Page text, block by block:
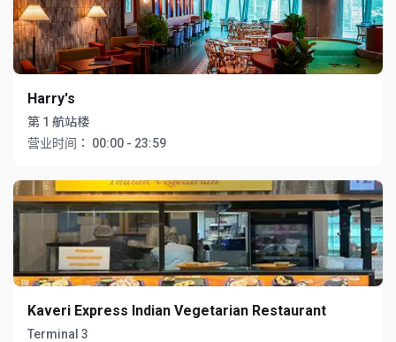
Harry's
第 1 航站楼
营业时间：
00:00 - 23:59
Kaveri Express Indian Vegetarian Restaurant
Terminal 3